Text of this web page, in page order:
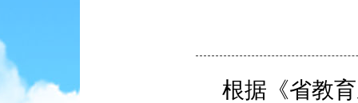
根据《省教